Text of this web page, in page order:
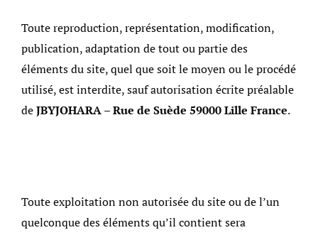
Toute reproduction, représentation, modification,
publication, adaptation de tout ou partie des
éléments du site, quel que soit le moyen ou le procédé
utilisé, est interdite, sauf autorisation écrite préalable
deJBYJOHARA – Rue de Suède 59000 Lille France.
Toute exploitation non autorisée du site ou de l’un
quelconque des éléments qu’il contient sera